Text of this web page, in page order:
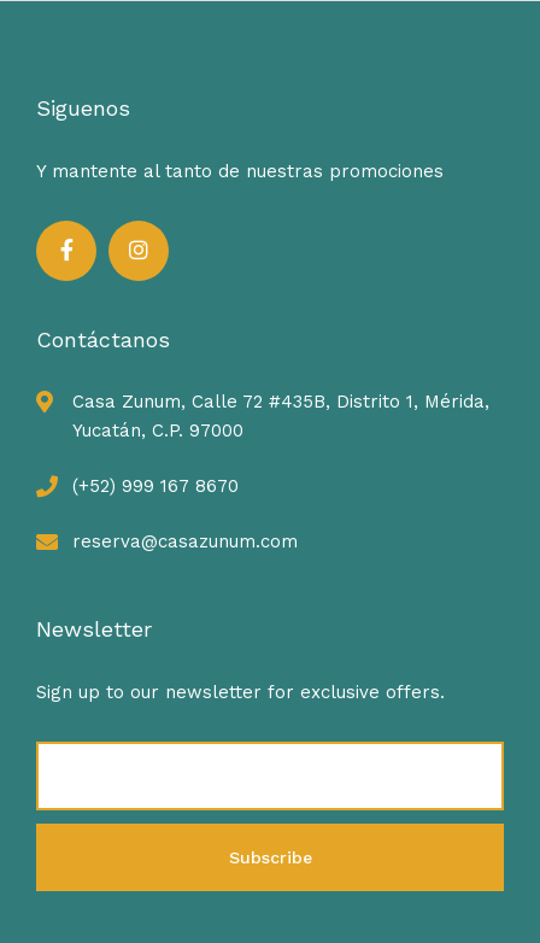
Siguenos
Y mantente al tanto de nuestras promociones
Contáctanos
Casa Zunum, Calle 72 #435B, Distrito 1, Mérida,
Yucatán, C.P. 97000
(+52) 999 167 8670
reserva@casazunum.com
Newsletter
Sign up to our newsletter for exclusive offers.